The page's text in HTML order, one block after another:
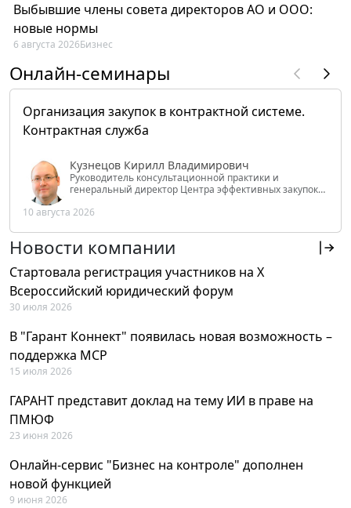
Выбывшие члены совета директоров АО и ООО:
новые нормы
6 августа 2026Бизнес
Онлайн-семинары
Организация закупок в контрактной системе.
Контрактная служба
Кузнецов Кирилл Владимирович
Руководитель консультационной практики и
генеральный директор Центра эффективных закупок
РФ
10 августа 2026
Новости компании
Стартовала регистрация участников на X
Всероссийский юридический форум
30 июля 2026
В "Гарант Коннект" появилась новая возможность –
поддержка MCP
15 июля 2026
ГАРАНТ представит доклад на тему ИИ в праве на
ПМЮФ
23 июня 2026
Онлайн-сервис "Бизнес на контроле" дополнен
новой функцией
9 июня 2026